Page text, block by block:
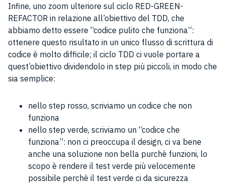
Infine, uno zoom ulteriore sul ciclo RED-GREEN-
REFACTOR in relazione all’obiettivo del TDD, che
abbiamo detto essere “codice pulito che funziona”:
ottenere questo risultato in un unico flusso di scrittura di
codice è molto difficile; il ciclo TDD ci vuole portare a
quest’obiettivo dividendolo in step più piccoli, in modo che
sia semplice:
nello step rosso, scriviamo un codice che non
funziona
nello step verde, scriviamo un “codice che
funziona”: non ci preoccupa il design, ci va bene
anche una soluzione non bella purchè funzioni, lo
scopo è rendere il test verde più velocemente
possibile perchè il test verde ci da sicurezza